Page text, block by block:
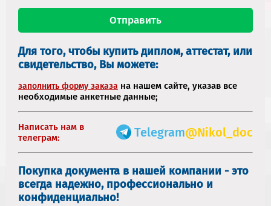
Для того, чтобы купить диплом, аттестат, или
свидетельство, Вы можете:
заполнить форму заказа на нашем сайте, указав все
необходимые анкетные данные;
Написать нам в
телеграм:
Telegram@Nikol_doc
Покупка документа в нашей компании - это
всегда надежно, профессионально и
конфиденциально!